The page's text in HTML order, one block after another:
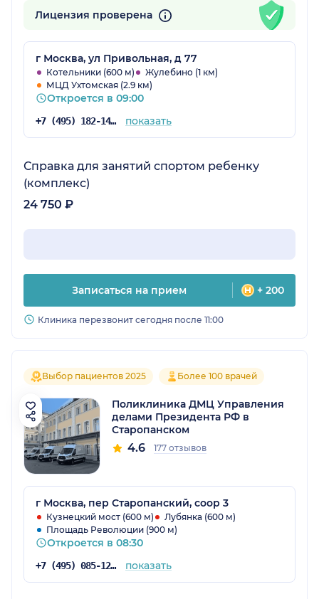
Лицензия проверена
г Москва, ул Привольная, д 77
Котельники (600 м)
Жулебино (1 км)
МЦД Ухтомская (2.9 км)
Откроется в 09:00
+7 (495) 182-14-53 показать
Справка для занятий спортом ребенку
(комплекс)
24 750 ₽
Записаться на прием + 200
Клиника перезвонит сегодня после 11:00
Выбор пациентов 2025 Более 100 врачей
Поликлиника ДМЦ Управления
делами Президента РФ в
Старопанском
4.6 177 отзывов
г Москва, пер Старопанский, соор 3
Кузнецкий мост (600 м)
Лубянка (600 м)
Площадь Революции (900 м)
Откроется в 08:30
+7 (495) 085-12-73 показать